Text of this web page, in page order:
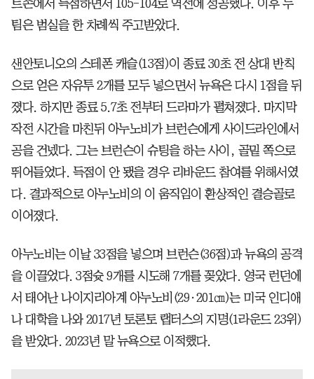
트존에서 득점하면서 105-104로 역전에 성공했다. 이후 두
팀은 범실을 한 차례씩 주고받았다.
샌안토니오의 스테폰 캐슬(13점)이 종료 30초 전 상대 반칙
으로 얻은 자유투 2개를 모두 넣으면서 뉴욕은 다시 1점을 뒤
졌다. 하지만 종료 5.7초 전부터 드라마가 펼쳐졌다. 마지막
작전 시간을 마친뒤 아누노비가 브런슨에게 사이드라인에서
공을 건넸다. 그는 브런슨이 슈팅을 하는 사이, 골밑 쪽으로
뛰어들었다. 득점이 안 됐을 경우 리바운드 참여를 위해서였
다. 결과적으로 아누노비의 이 움직임이 환상적인 결승골로
이어졌다.
아누노비는 이날 33점을 넣으며 브런슨(36점)과 뉴욕의 공격
을 이끌었다. 3점슛 9개를 시도해 7개를 꽂았다. 영국 런던에
서 태어난 나이지리아계 아누노비(29·201㎝)는 미국 인디애
나 대학을 나와 2017년 토론토 랩터스의 지명(1라운드 23위)
을 받았다. 2023년 말 뉴욕으로 이적했다.